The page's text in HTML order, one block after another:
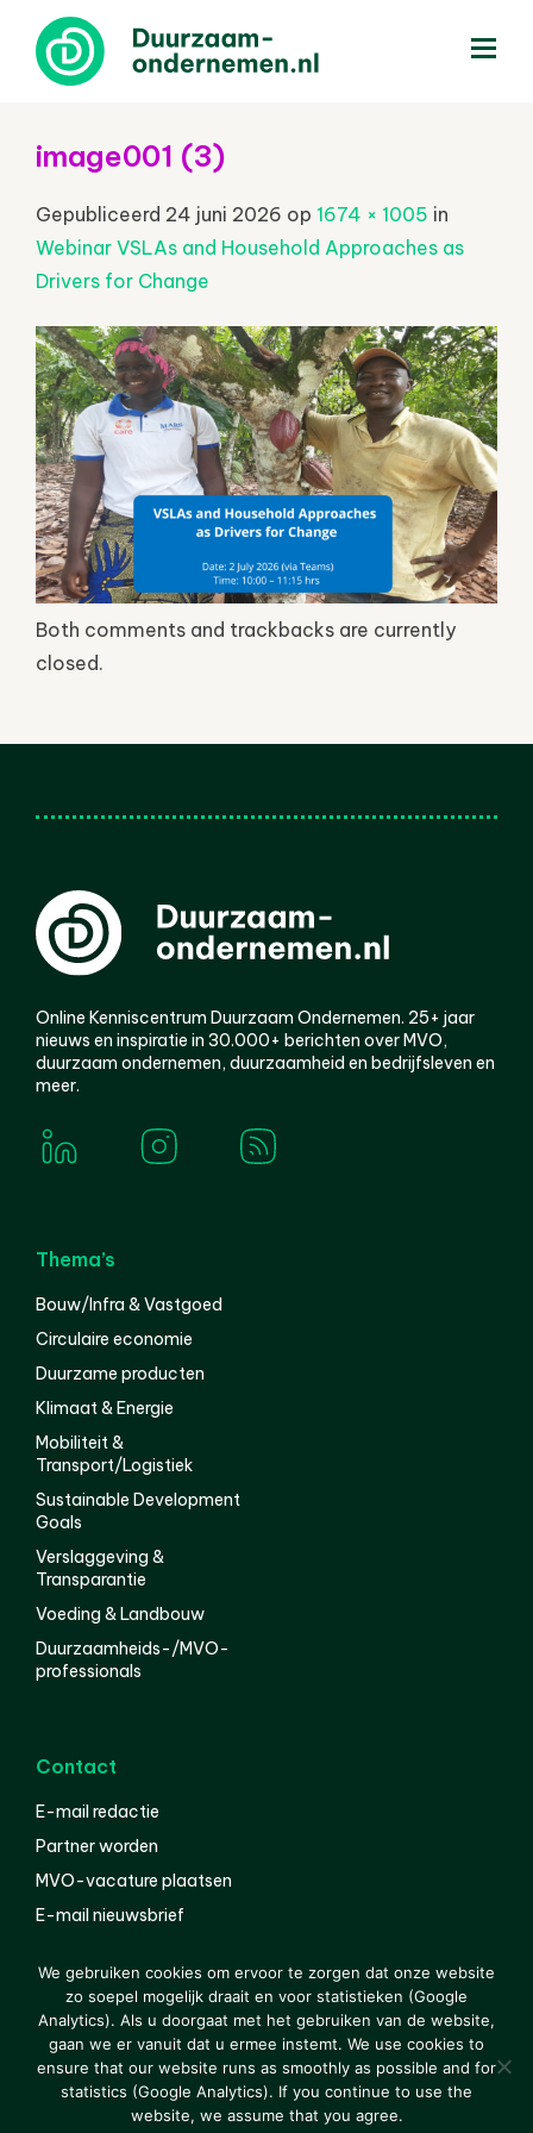
image001 (3)
Gepubliceerd 24 juni 2026 op 1674 × 1005 in
Webinar VSLAs and Household Approaches as
Drivers for Change
Both comments and trackbacks are currently
closed.
Online Kenniscentrum Duurzaam Ondernemen. 25+ jaar
nieuws en inspiratie in 30.000+ berichten over MVO,
duurzaam ondernemen, duurzaamheid en bedrijfsleven en
meer.
Thema’s
Bouw/Infra & Vastgoed
Circulaire economie
Duurzame producten
Klimaat & Energie
Mobiliteit &
Transport/Logistiek
Sustainable Development
Goals
Verslaggeving &
Transparantie
Voeding & Landbouw
Duurzaamheids-/MVO-
professionals
Contact
E-mail redactie
Partner worden
MVO-vacature plaatsen
E-mail nieuwsbrief
© 2000-2026 Van der Molen EIS Colofon
Disclaimer
Privacy
We gebruiken cookies om ervoor te zorgen dat onze website
zo soepel mogelijk draait en voor statistieken (Google
Analytics). Als u doorgaat met het gebruiken van de website,
gaan we er vanuit dat u ermee instemt. We use cookies to
ensure that our website runs as smoothly as possible and for
statistics (Google Analytics). If you continue to use the
website, we assume that you agree.